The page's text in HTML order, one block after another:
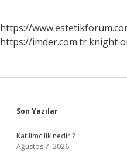
Nedir
https://
https://imder.com.tr knight
Sidebar
Son Yazılar
Katilimcilik nedir ?
Ağustos 7, 2026